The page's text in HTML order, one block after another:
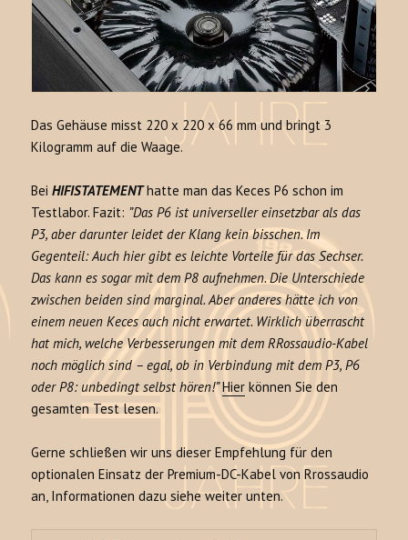
Das Gehäuse misst 220 x 220 x 66 mm und bringt 3
Kilogramm auf die Waage.
BeiHIFISTATEMENThatte man das Keces P6 schon im
Testlabor. Fazit: ”Das P6 ist universeller einsetzbar als das
P3, aber darunter leidet der Klang kein bisschen. Im
Gegenteil: Auch hier gibt es leichte Vorteile für das Sechser.
Das kann es sogar mit dem P8 aufnehmen. Die Unterschiede
zwischen beiden sind marginal. Aber anderes hätte ich von
einem neuen Keces auch nicht erwartet. Wirklich überrascht
hat mich, welche Verbesserungen mit dem RRossaudio-Kabel
noch möglich sind – egal, ob in Verbindung mit dem P3, P6
oder P8: unbedingt selbst hören!”Hier können Sie den
gesamten Test lesen.
Gerne schließen wir uns dieser Empfehlung für den
optionalen Einsatz der Premium-DC-Kabel von Rrossaudio
an, Informationen dazu siehe weiter unten.